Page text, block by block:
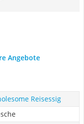
Angebote
Reisessig